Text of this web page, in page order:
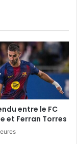
entre le FC
et Ferran Torres